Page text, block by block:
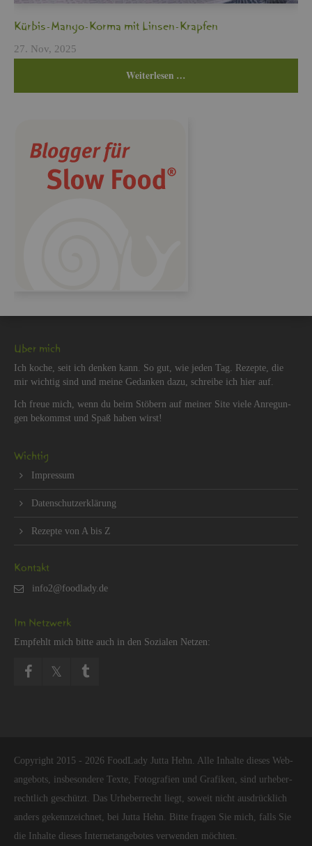
Kür­bis-Mango-Korma mit Lin­sen-Krap­fen
27. Nov, 2025
Wei­ter­le­sen …
Über mich
Ich koche, seit ich den­ken kann. So gut, wie jeden Tag. Re­zep­te, die
mir wich­tig sind und meine Ge­dan­ken dazu, schrei­be ich hier auf.
Ich freue mich, wenn du beim Stö­bern auf mei­ner Site viele An­re­gun­
gen be­kommst und Spaß haben wirst!
Wich­tig
Im­pres­sum
Da­ten­schut­z­er­klä­rung
Re­zep­te von A bis Z
Kon­takt
Im Netz­werk
Emp­fehlt mich bitte auch in den So­zia­len Net­zen:
Co­py­right 2015 - 2026 Food­La­dy Jutta Hehn. Alle In­hal­te die­ses Web­
an­ge­bots, ins­be­son­de­re Texte, Fo­to­gra­fi­en und Gra­fi­ken, sind ur­he­ber­
recht­lich ge­schützt. Das Ur­he­ber­recht liegt, so­weit nicht aus­drück­lich
an­ders ge­kenn­zeich­net, bei Jutta Hehn. Bitte fra­gen Sie mich, falls Sie
die In­hal­te die­ses In­ter­net­an­ge­bo­tes ver­wen­den möch­ten.